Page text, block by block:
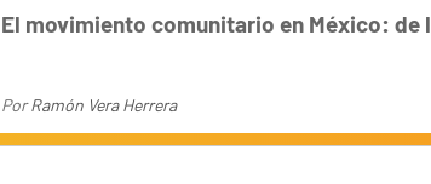
El movimiento comunitario en México:
PorRamón Vera Herrera